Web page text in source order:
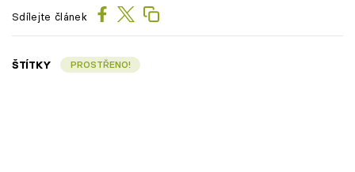
Sdílejte článek
ŠTÍTKY PROSTŘENO!